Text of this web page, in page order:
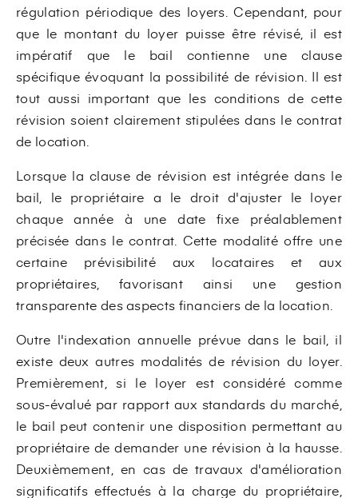
régulation périodique des loyers. Cependant, pour
que le montant du loyer puisse être révisé, il est
impératif que le bail contienne une clause
spécifique évoquant la possibilité de révision. Il est
tout aussi important que les conditions de cette
révision soient clairement stipulées dans le contrat
de location.
Lorsque la clause de révision est intégrée dans le
bail, le propriétaire a le droit d'ajuster le loyer
chaque année à une date fixe préalablement
précisée dans le contrat. Cette modalité offre une
certaine prévisibilité aux locataires et aux
propriétaires, favorisant ainsi une gestion
transparente des aspects financiers de la location.
Outre l'indexation annuelle prévue dans le bail, il
existe deux autres modalités de révision du loyer.
Premièrement, si le loyer est considéré comme
sous-évalué par rapport aux standards du marché,
le bail peut contenir une disposition permettant au
propriétaire de demander une révision à la hausse.
Deuxièmement, en cas de travaux d'amélioration
significatifs effectués à la charge du propriétaire,